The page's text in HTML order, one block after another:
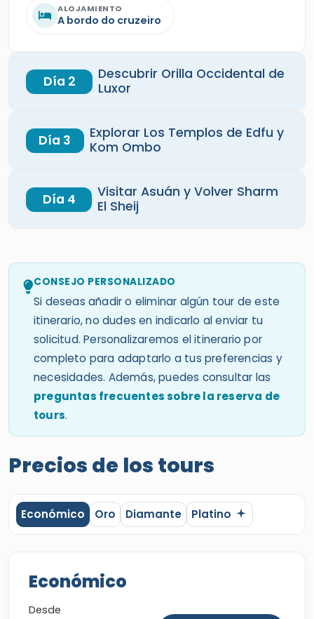
ALOJAMIENTO
A bordo do cruzeiro
Día 2
Descubrir Orilla Occidental de
Luxor
Día 3
Explorar Los Templos de Edfu y
Kom Ombo
Día 4
Visitar Asuán y Volver Sharm
El Sheij
CONSEJO PERSONALIZADO
Si deseas añadir o eliminar algún tour de este
itinerario, no dudes en indicarlo al enviar tu
solicitud. Personalizaremos el itinerario por
completo para adaptarlo a tus preferencias y
necesidades. Además, puedes consultar las
preguntas frecuentes sobre la reserva de
tours.
Precios de los tours
Económico Oro Diamante Platino
Económico
Desde